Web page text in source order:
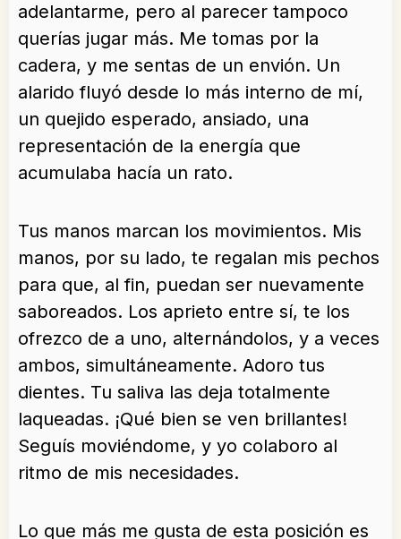
adelantarme, pero al parecer tampoco
querías jugar más. Me tomas por la
cadera, y me sentas de un envión. Un
alarido fluyó desde lo más interno de mí,
un quejido esperado, ansiado, una
representación de la energía que
acumulaba hacía un rato.
Tus manos marcan los movimientos. Mis
manos, por su lado, te regalan mis pechos
para que, al fin, puedan ser nuevamente
saboreados. Los aprieto entre sí, te los
ofrezco de a uno, alternándolos, y a veces
ambos, simultáneamente. Adoro tus
dientes. Tu saliva las deja totalmente
laqueadas. ¡Qué bien se ven brillantes!
Seguís moviéndome, y yo colaboro al
ritmo de mis necesidades.
Lo que más me gusta de esta posición es